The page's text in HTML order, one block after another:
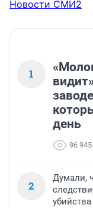
Новости СМИ2
1
день
96 945
2
Думали,